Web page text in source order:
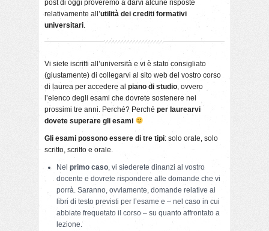
post di oggi proveremo a darvi alcune risposte
relativamente all’utilità dei crediti formativi
universitari.
Vi siete iscritti all’università e vi è stato consigliato
(giustamente) di collegarvi al sito web del vostro corso
di laurea per accedere al piano di studio, ovvero
l’elenco degli esami che dovrete sostenere nei
prossimi tre anni. Perché? Perché per laurearvi
dovete superare gli esami
Gli esami possono essere di tre tipi: solo orale, solo
scritto, scritto e orale.
Nel primo caso, vi siederete dinanzi al vostro
docente e dovrete rispondere alle domande che vi
porrà. Saranno, ovviamente, domande relative ai
libri di testo previsti per l’esame e – nel caso in cui
abbiate frequetato il corso – su quanto affrontato a
lezione.